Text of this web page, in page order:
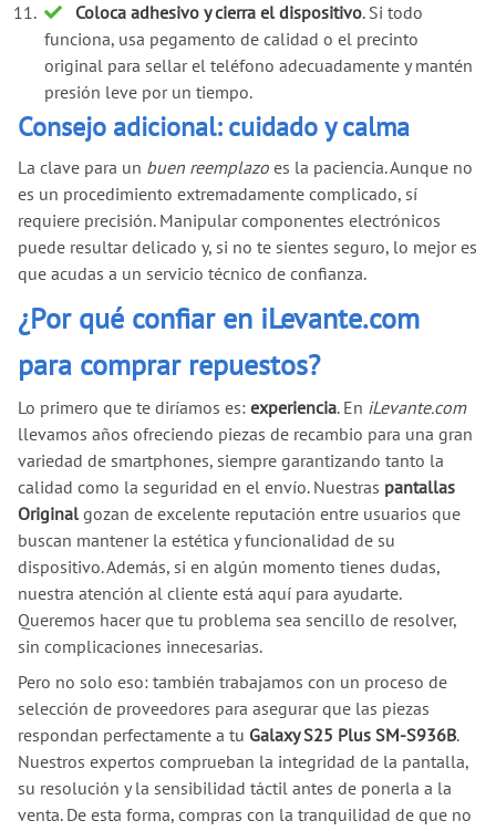
Coloca adhesivo y cierra el dispositivo. Si todo
funciona, usa pegamento de calidad o el precinto
original para sellar el teléfono adecuadamente y mantén
presión leve por un tiempo.
Consejo adicional: cuidado y calma
La clave para un buen reemplazo es la paciencia. Aunque no
es un procedimiento extremadamente complicado, sí
requiere precisión. Manipular componentes electrónicos
puede resultar delicado y, si no te sientes seguro, lo mejor es
que acudas a un servicio técnico de confianza.
¿Por qué confiar en iLevante.com
para comprar repuestos?
Lo primero que te diríamos es: experiencia. En iLevante.com
llevamos años ofreciendo piezas de recambio para una gran
variedad de smartphones, siempre garantizando tanto la
calidad como la seguridad en el envío. Nuestras pantallas
Original gozan de excelente reputación entre usuarios que
buscan mantener la estética y funcionalidad de su
dispositivo. Además, si en algún momento tienes dudas,
nuestra atención al cliente está aquí para ayudarte.
Queremos hacer que tu problema sea sencillo de resolver,
sin complicaciones innecesarias.
Pero no solo eso: también trabajamos con un proceso de
selección de proveedores para asegurar que las piezas
respondan perfectamente a tu Galaxy S25 Plus SM-S936B.
Nuestros expertos comprueban la integridad de la pantalla,
su resolución y la sensibilidad táctil antes de ponerla a la
venta. De esta forma, compras con la tranquilidad de que no